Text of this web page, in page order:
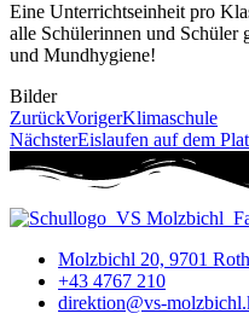
Eine Unterrichtseinheit pro
alle Schülerinnen und Schüler
und Mundhygiene!
Bilder
ZurückVorigerKlimaschule
NächsterEislaufen auf dem
Molzbichl 20, 9701
+43 4767 210
direktion@vs-